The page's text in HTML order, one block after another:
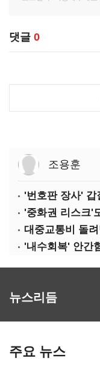
댓글 0
조용훈
'번호판 장사'
'내수회복' 안간
뉴스리듬
주요 뉴스